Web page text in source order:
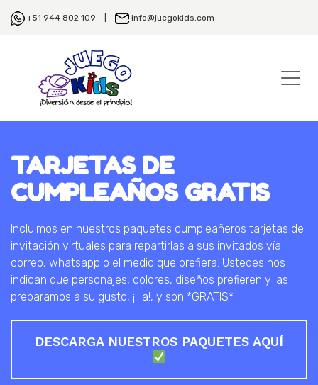
+51 944 802 109 | info@juegokids.com
TARJETAS DE
CUMPLEAÑOS GRATIS
Incluimos en nuestros paquetes cumpleañeros tarjetas de
invitación virtuales para repartirlas a sus invitados vía
correo, whatsapp o el medio que prefiera. Ustedes nos
indican que personajes, colores, diseños prefieren y las
preparamos a su gusto, ¡Ha!, y son *GRATIS*
DESCARGA NUESTROS PAQUETES AQUÍ